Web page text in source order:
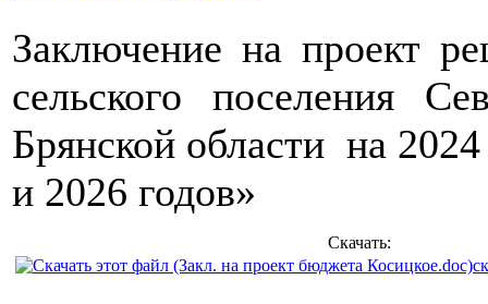
Заключение на проект
сельского поселения
Брянской области на
и 2026 годов»
Скачать: